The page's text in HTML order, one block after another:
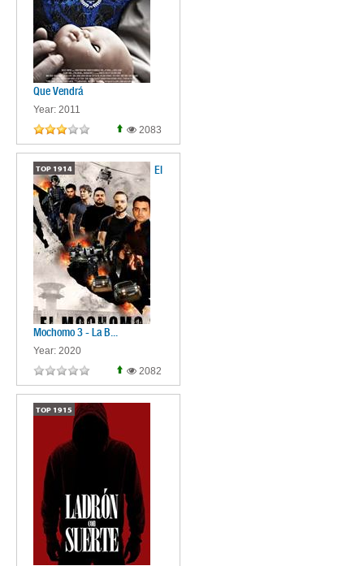
Que Vendrá
Year: 2011
2083
TOP 1914 El
Mochomo 3 - La B...
Year: 2020
2082
TOP 1915